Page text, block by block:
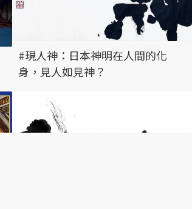
#現人神：日本神明在人間的化
身，見人如見神？